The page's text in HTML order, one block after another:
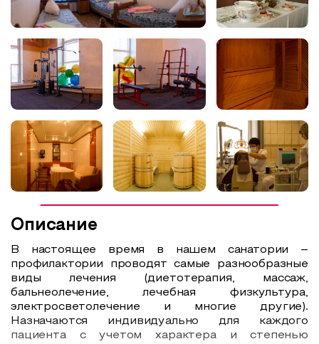
Описание
В настоящее время в нашем санатории –
профилактории проводят самые разнообразные
виды лечения (диетотерапия, массаж,
бальнеолечение, лечебная физкультура,
электросветолечение и многие другие).
Назначаются индивидуально для каждого
пациента с учетом характера и степенью